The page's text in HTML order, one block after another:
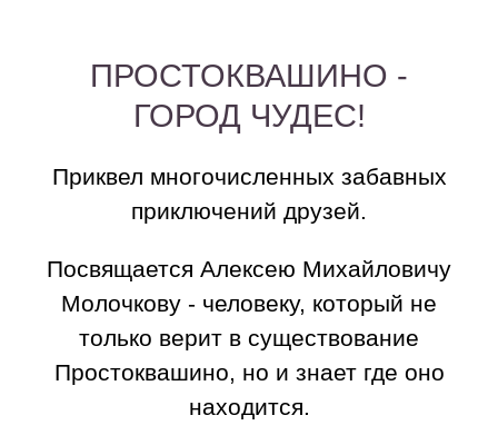
ПРОСТОКВАШИНО -
ГОРОД ЧУДЕС!
Приквел многочисленных забавных
приключений друзей.
Посвящается Алексею Михайловичу
Молочкову - человеку, который не
только верит в существование
Простоквашино, но и знает где оно
находится.